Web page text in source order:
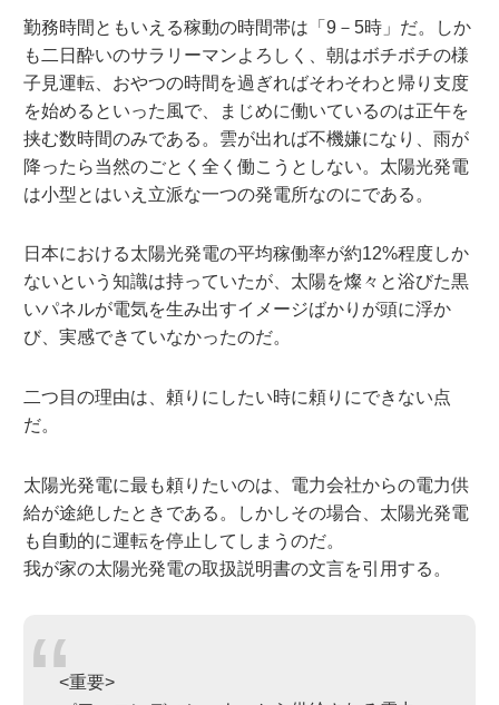
勤務時間ともいえる稼動の時間帯は「9－5時」だ。しか
も二日酔いのサラリーマンよろしく、朝はボチボチの様
子見運転、おやつの時間を過ぎればそわそわと帰り支度
を始めるといった風で、まじめに働いているのは正午を
挟む数時間のみである。雲が出れば不機嫌になり、雨が
降ったら当然のごとく全く働こうとしない。太陽光発電
は小型とはいえ立派な一つの発電所なのにである。
日本における太陽光発電の平均稼働率が約12%程度しか
ないという知識は持っていたが、太陽を燦々と浴びた黒
いパネルが電気を生み出すイメージばかりが頭に浮か
び、実感できていなかったのだ。
二つ目の理由は、頼りにしたい時に頼りにできない点
だ。
太陽光発電に最も頼りたいのは、電力会社からの電力供
給が途絶したときである。しかしその場合、太陽光発電
も自動的に運転を停止してしまうのだ。
我が家の太陽光発電の取扱説明書の文言を引用する。
<重要>